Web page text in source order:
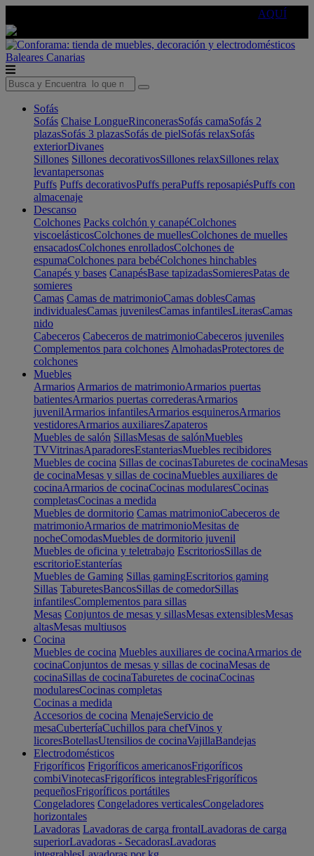
AQUÍ
Baleares Canarias
Sofás
Sofás Chaise LongueRinconerasSofás camaSofás 2
plazasSofás 3 plazasSofás de pielSofás relaxSofás
exteriorDivanes
Sillones Sillones decorativosSillones relaxSillones relax
levantapersonas
Puffs Puffs decorativosPuffs peraPuffs reposapiésPuffs con
almacenaje
Descanso
Colchones Packs colchón y canapéColchones
viscoelásticosColchones de muellesColchones de muelles
ensacadosColchones enrolladosColchones de
espumaColchones para bebéColchones hinchables
Canapés y bases CanapésBase tapizadasSomieresPatas de
somieres
Camas Camas de matrimonioCamas doblesCamas
individualesCamas juvenilesCamas infantilesLiterasCamas
nido
Cabeceros Cabeceros de matrimonioCabeceros juveniles
Complementos para colchones AlmohadasProtectores de
colchones
Muebles
Armarios Armarios de matrimonioArmarios puertas
batientesArmarios puertas correderasArmarios
juvenilArmarios infantilesArmarios esquinerosArmarios
vestidoresArmarios auxiliaresZapateros
Muebles de salón SillasMesas de salónMuebles
TVVitrinasAparadoresEstanteriasMuebles recibidores
Muebles de cocina Sillas de cocinasTaburetes de cocinaMesas
de cocinaMesas y sillas de cocinaMuebles auxiliares de
cocinaArmarios de cocinaCocinas modularesCocinas
completasCocinas a medida
Muebles de dormitorio Camas matrimonioCabeceros de
matrimonioArmarios de matrimonioMesitas de
nocheComodasMuebles de dormitorio juvenil
Muebles de oficina y teletrabajo EscritoriosSillas de
escritorioEstanterías
Muebles de Gaming Sillas gamingEscritorios gaming
Sillas TaburetesBancosSillas de comedorSillas
infantilesComplementos para sillas
Mesas Conjuntos de mesas y sillasMesas extensiblesMesas
altasMesas multiusos
Cocina
Muebles de cocina Muebles auxiliares de cocinaArmarios de
cocinaConjuntos de mesas y sillas de cocinaMesas de
cocinaSillas de cocinaTaburetes de cocinaCocinas
modularesCocinas completas
Cocinas a medida
Accesorios de cocina MenajeServicio de
mesaCuberteríaCuchillos para chefVinos y
licoresBotellasUtensilios de cocinaVajillaBandejas
Electrodomésticos
Frigoríficos Frigoríficos americanosFrigoríficos
combiVinotecasFrigoríficos integrablesFrigoríficos
pequeñosFrigoríficos portátiles
Congeladores Congeladores verticalesCongeladores
horizontales
Lavadoras Lavadoras de carga frontalLavadoras de carga
superiorLavadoras - SecadorasLavadoras